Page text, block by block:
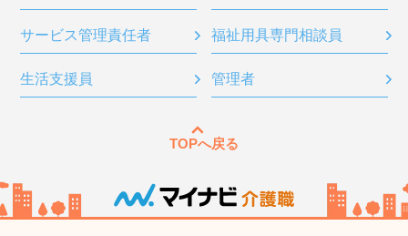
サービス管理責任者 福祉用具専門相談員
生活支援員 管理者
TOPへ戻る